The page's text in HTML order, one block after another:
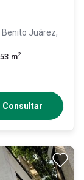
Benito Juárez,
53 m2
Consultar